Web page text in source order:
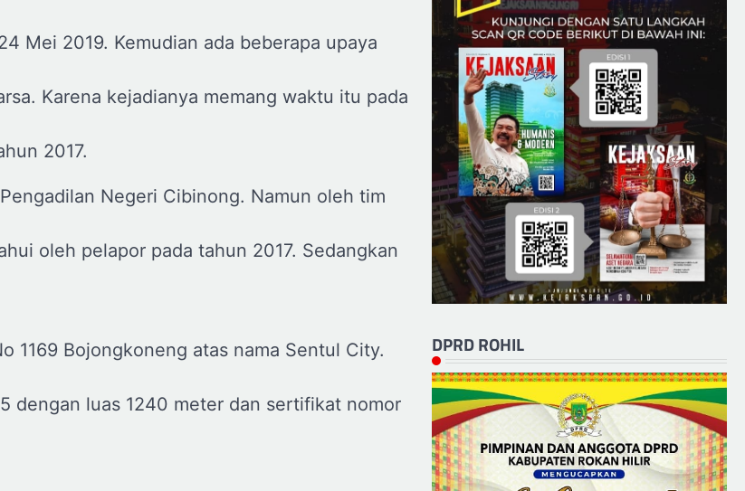
Mei 2019. Kemudian ada beberapa upaya
Karena kejadianya memang waktu itu pada
2017.
Negeri Cibinong. Namun oleh tim
oleh pelapor pada tahun 2017. Sedangkan
1169 Bojongkoneng atas nama Sentul City.
dengan luas 1240 meter dan sertifikat nomor
DPRD ROHIL